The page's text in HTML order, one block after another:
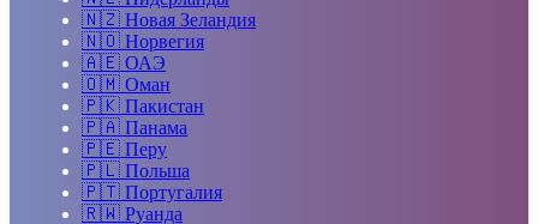
🇳🇿 Новая Зеландия
🇳🇴 Норвегия
🇦🇪 ОАЭ
🇴🇲 Оман
🇵🇰 Пакистан
🇵🇦 Панама
🇵🇪 Перу
🇵🇱 Польша
🇵🇹 Португалия
🇷🇼 Руанда